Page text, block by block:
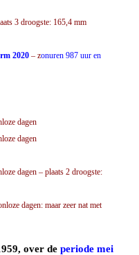
3 droogste: 165,4 mm
2020 – zonuren 987 uur en
dagen
dagen
dagen – plaats 2 droogste:
dagen: maar zeer nat met
over de periode mei